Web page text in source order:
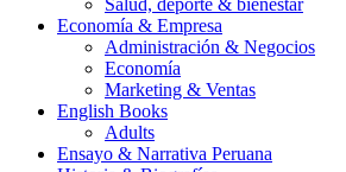
Salud, deporte & bienestar
Economía & Empresa
Administración & Negocios
Economía
Marketing & Ventas
English Books
Adults
Ensayo & Narrativa Peruana